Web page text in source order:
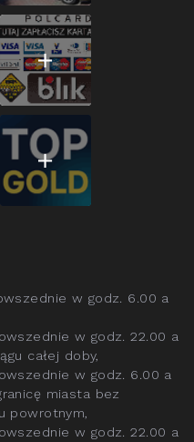
w godz. 6.00 a
w godz. 22.00 a
całej doby,
w godz. 6.00 a
miasta bez
powrotnym,
w godz. 22.00 a